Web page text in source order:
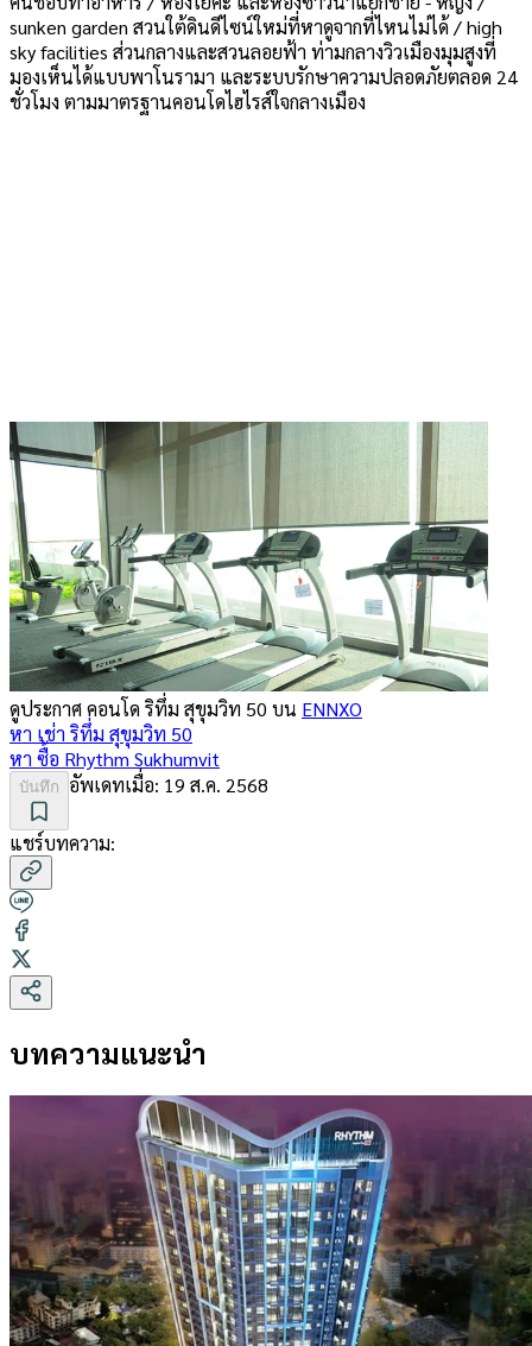
sunken garden สวนใต้ดินดีไซน์ใหม่ที่หาดูจากที่ไหนไม่ได้ / high
sky facilities ส่วนกลางและสวนลอยฟ้า ท่ามกลางวิวเมืองมุมสูงที่
มองเห็นได้แบบพาโนรามา และระบบรักษาความปลอดภัยตลอด 24
ชั่วโมง ตามมาตรฐานคอนโดไฮไรส์ใจกลางเมือง
ดูประกาศ คอนโด ริทึ่ม สุขุมวิท 50 บน ENNXO
หา เช่า ริทึ่ม สุขุมวิท 50
หา ซื้อ Rhythm Sukhumvit
บันทึก อัพเดทเมื่อ: 19 ส.ค. 2568
แชร์บทความ:
บทความแนะนำ